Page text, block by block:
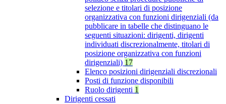
selezione e titolari di posizione
organizzativa con funzioni dirigenziali (da
pubblicare in tabelle che distinguano le
seguenti situazioni: dirigenti, dirigenti
individuati discrezionalmente, titolari di
posizione organizzativa con funzioni
dirigenziali) 17
Elenco posizioni dirigenziali discrezionali
Posti di funzione disponibili
Ruolo dirigenti 1
Dirigenti cessati